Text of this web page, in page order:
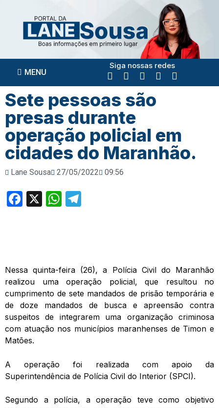
MENU
Siga nossas redes
Sete pessoas são
presas durante
operação policial em
cidades do Maranhão.
Lane Sousa 27/05/2022 09:56
Facebook
X WhatsApp
Nessa quinta-feira (26), a Polícia Civil do Maranhão
realizou uma operação policial, que resultou no
cumprimento de sete mandados de prisão temporária e
de doze mandados de busca e apreensão contra
suspeitos de integrarem uma organização criminosa
com atuação nos municípios maranhenses de Timon e
Matões.
A operação foi realizada com apoio da
Superintendência de Polícia Civil do Interior (SPCI).
Segundo a polícia, a operação teve como objetivo